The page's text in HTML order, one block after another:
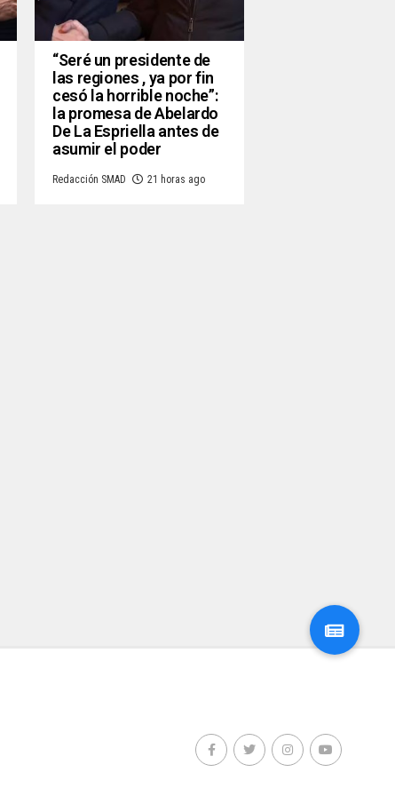
“Seré un presidente de
las regiones , ya por fin
cesó la horrible noche”:
la promesa de Abelardo
De La Espriella antes de
asumir el poder
Redacción SMAD 21 horas ago